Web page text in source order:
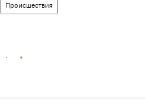
Происшествия